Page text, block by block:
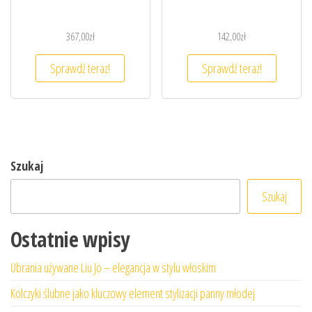
367,00zł
Sprawdź teraz!
142,00zł
Sprawdź teraz!
Szukaj
Szukaj
Ostatnie wpisy
Ubrania używane Liu Jo – elegancja w stylu włoskim
Kolczyki ślubne jako kluczowy element stylizacji panny młodej